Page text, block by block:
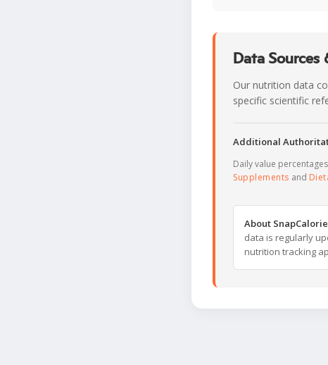
Data Sources
Our nutrition data
specific scientific
Additional
Daily value
Supplements and
About
data is regularly
nutrition tracking